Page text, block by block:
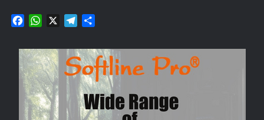
F
c
e
b
o
o
k
W
a
t
s
A
p
p
X T
l
e
g
r
a
m
a
r
e